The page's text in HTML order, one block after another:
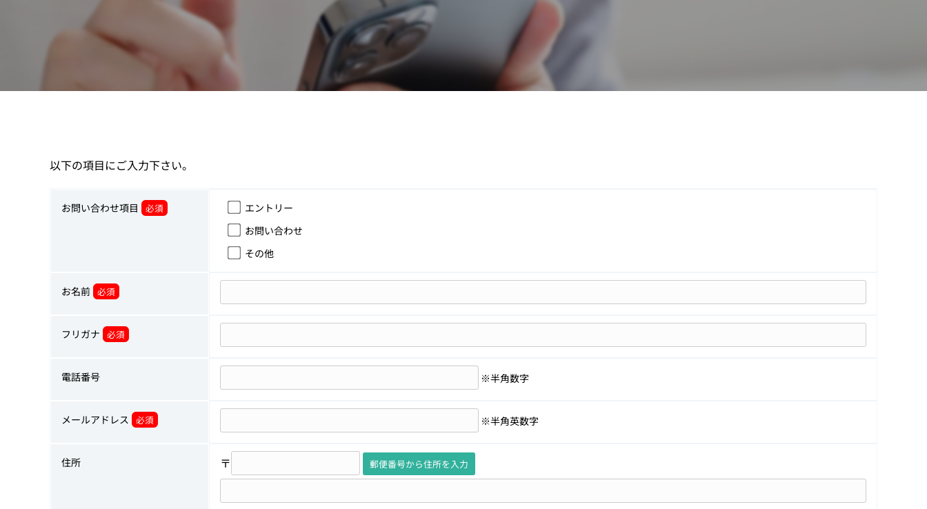
以下の項目にご入力下さい。
お問い合わせ項目 必須
エントリー
お問い合わせ
その他
お名前 必須
フリガナ 必須
電話番号 ※半角数字
メールアドレス 必須 ※半角英数字
住所 〒 郵便番号から住所を入力